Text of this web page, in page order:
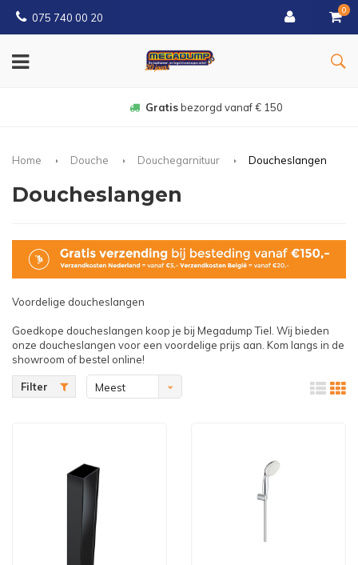
075 740 00 20
0
Gratisbezorgd vanaf € 150
Home Douche Douchegarnituur Doucheslangen
Doucheslangen
Voordelige doucheslangen
Goedkope doucheslangen koop je bij Megadump Tiel. Wij bieden
onze doucheslangen voor een voordelige prijs aan. Kom langs in de
showroom of bestel online!
Filter
Meest